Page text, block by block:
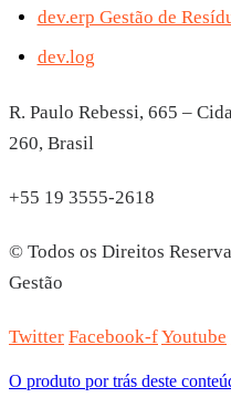
dev.erp Gestão de
dev.log
R. Paulo Rebessi, 665 –
260, Brasil
+55 19 3555-2618
© Todos os Direitos
Gestão
Twitter Facebook-fYoutube
O produto por trás deste